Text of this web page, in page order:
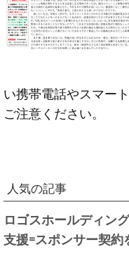
い携帯電話やスマー
ご注意ください。
人気の記事
ロゴスホールディン
支援=スポンサー契約